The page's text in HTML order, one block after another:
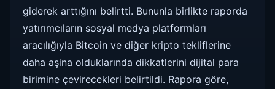
giderek arttığını belirtti. Bununla birlikte raporda
yatırımcıların sosyal medya platformları
aracılığıyla Bitcoin ve diğer kripto tekliflerine
daha aşina olduklarında dikkatlerini dijital para
birimine çevirecekleri belirtildi. Rapora göre,